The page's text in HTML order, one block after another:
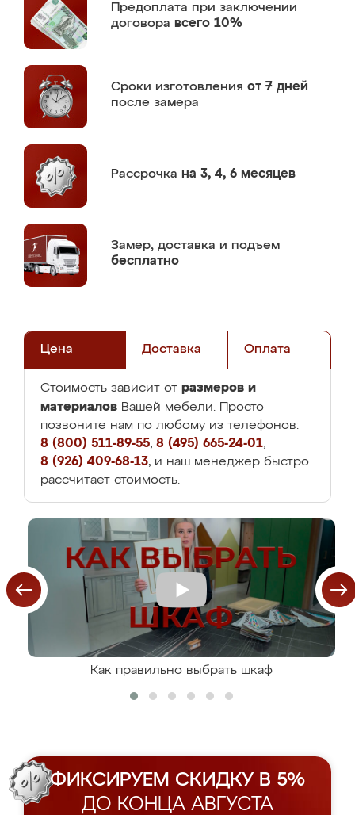
Предоплата при заключении
договора всего 10%
Сроки изготовления от 7 дней
после замера
Рассрочка на 3, 4, 6 месяцев
Замер, доставка и подъем
бесплатно
Цена Доставка Оплата
Стоимость зависит от размеров и
материалов Вашей мебели. Просто
позвоните нам по любому из телефонов:
8 (800) 511-89-55, 8 (495) 665-24-01,
8 (926) 409-68-13, и наш менеджер быстро
рассчитает стоимость.
Как правильно выбрать шкаф
ФИКСИРУЕМ СКИДКУ В 5%
ДО КОНЦА АВГУСТА